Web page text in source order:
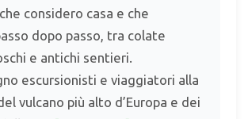
considero casa e che
dopo passo, tra colate
e antichi sentieri.
escursionisti e viaggiatori alla
vulcano più alto d’Europa e dei